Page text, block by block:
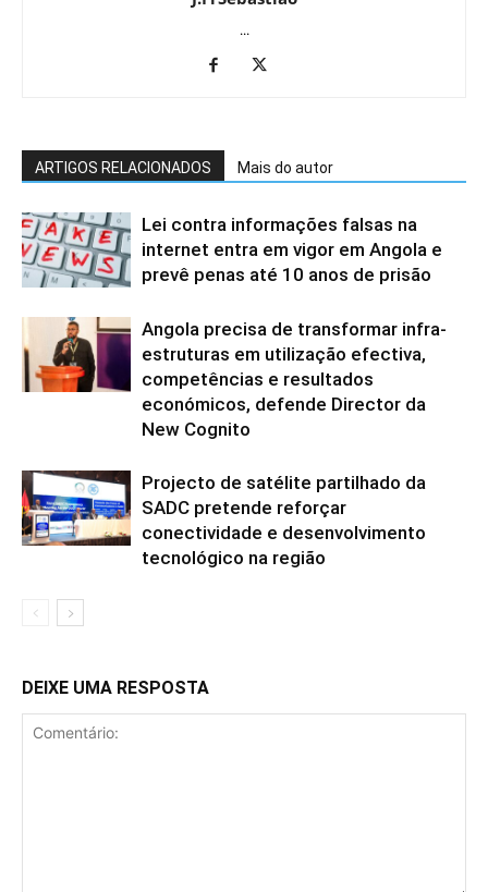
...
ARTIGOS RELACIONADOS Mais do autor
Lei contra informações falsas na
internet entra em vigor em Angola e
prevê penas até 10 anos de prisão
Angola precisa de transformar infra-
estruturas em utilização efectiva,
competências e resultados
económicos, defende Director da
New Cognito
Projecto de satélite partilhado da
SADC pretende reforçar
conectividade e desenvolvimento
tecnológico na região
DEIXE UMA RESPOSTA